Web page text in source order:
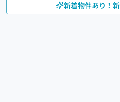
新着物件あり！